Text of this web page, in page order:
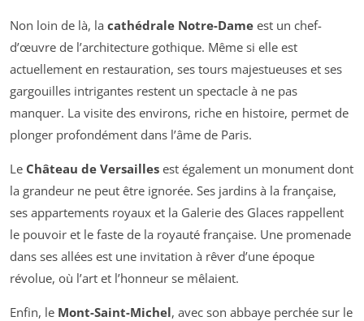
Non loin de là, la cathédrale Notre-Dame est un chef-
d’œuvre de l’architecture gothique. Même si elle est
actuellement en restauration, ses tours majestueuses et ses
gargouilles intrigantes restent un spectacle à ne pas
manquer. La visite des environs, riche en histoire, permet de
plonger profondément dans l’âme de Paris.
Le Château de Versailles est également un monument dont
la grandeur ne peut être ignorée. Ses jardins à la française,
ses appartements royaux et la Galerie des Glaces rappellent
le pouvoir et le faste de la royauté française. Une promenade
dans ses allées est une invitation à rêver d’une époque
révolue, où l’art et l’honneur se mêlaient.
Enfin, le Mont-Saint-Michel, avec son abbaye perchée sur le